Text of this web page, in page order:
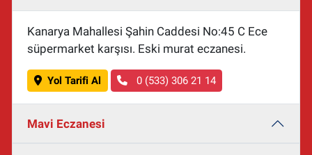
Kanarya Mahallesi Şahin Caddesi No:45 C Ece
süpermarket karşısı. Eski murat eczanesi.
Yol Tarifi Al 0 (533) 306 21 14
Mavi Eczanesi